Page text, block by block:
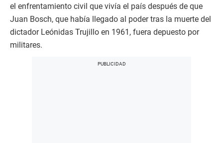
el enfrentamiento civil que vivía el país después de que
Juan Bosch, que había llegado al poder tras la muerte del
dictador Leónidas Trujillo en 1961, fuera depuesto por
militares.